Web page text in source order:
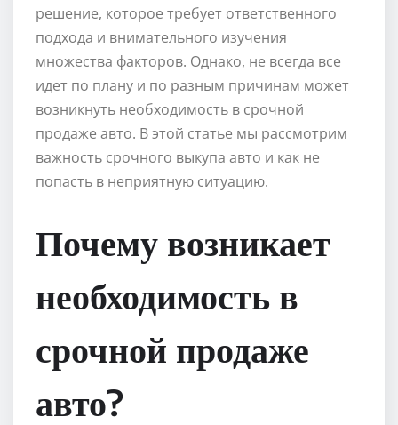
решение, которое требует ответственного
подхода и внимательного изучения
множества факторов. Однако, не всегда все
идет по плану и по разным причинам может
возникнуть необходимость в срочной
продаже авто. В этой статье мы рассмотрим
важность срочного выкупа авто и как не
попасть в неприятную ситуацию.
Почему возникает
необходимость в
срочной продаже
авто?